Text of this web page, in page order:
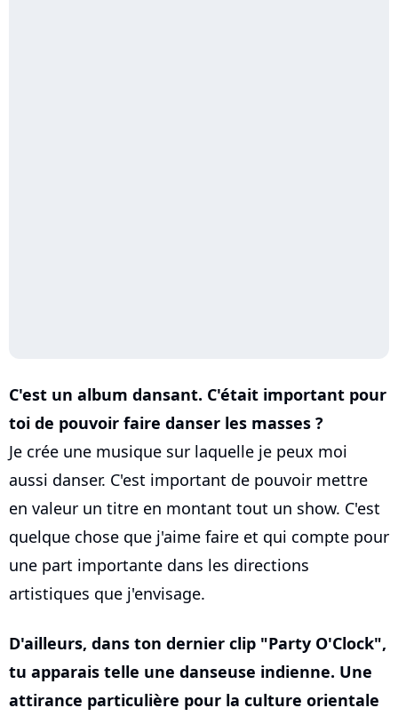
C'est un album dansant. C'était important pour
toi de pouvoir faire danser les masses ?
Je crée une musique sur laquelle je peux moi
aussi danser. C'est important de pouvoir mettre
en valeur un titre en montant tout un show. C'est
quelque chose que j'aime faire et qui compte pour
une part importante dans les directions
artistiques que j'envisage.
D'ailleurs, dans ton dernier clip "Party O'Clock",
tu apparais telle une danseuse indienne. Une
attirance particulière pour la culture orientale